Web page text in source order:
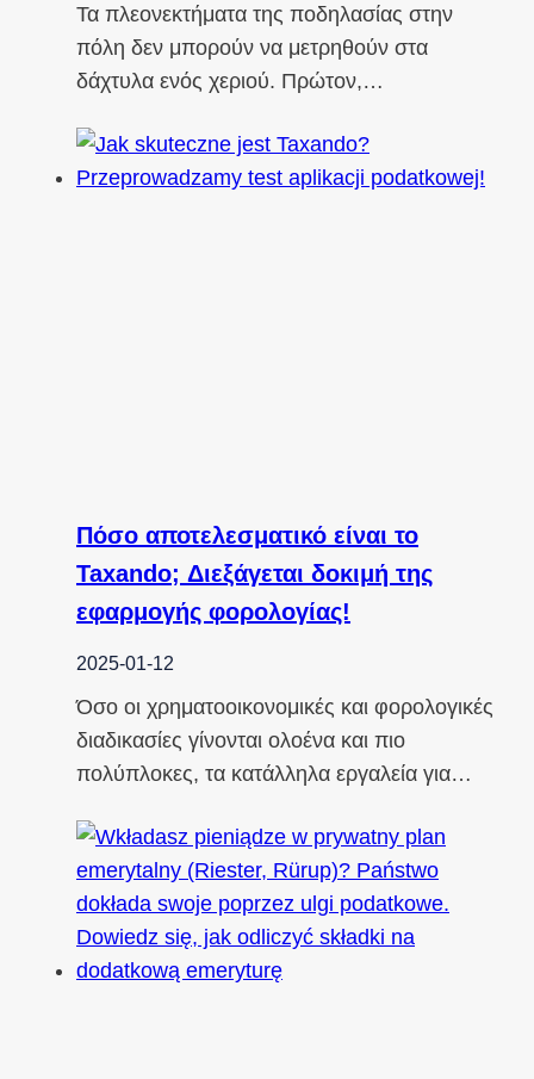
Τα πλεονεκτήματα της ποδηλασίας στην
πόλη δεν μπορούν να μετρηθούν στα
δάχτυλα ενός χεριού. Πρώτον,…
Πόσο αποτελεσματικό είναι το
Taxando; Διεξάγεται δοκιμή της
εφαρμογής φορολογίας!
2025-01-12
Όσο οι χρηματοοικονομικές και φορολογικές
διαδικασίες γίνονται ολοένα και πιο
πολύπλοκες, τα κατάλληλα εργαλεία για…